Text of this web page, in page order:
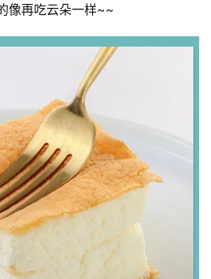
像再吃云朵一样~~